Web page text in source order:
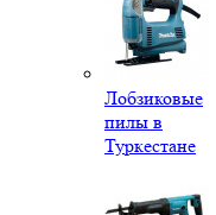
Лобзиковые
пилы в
Туркестане